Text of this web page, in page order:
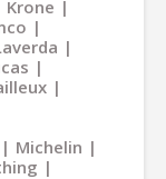
Krone
Michelin